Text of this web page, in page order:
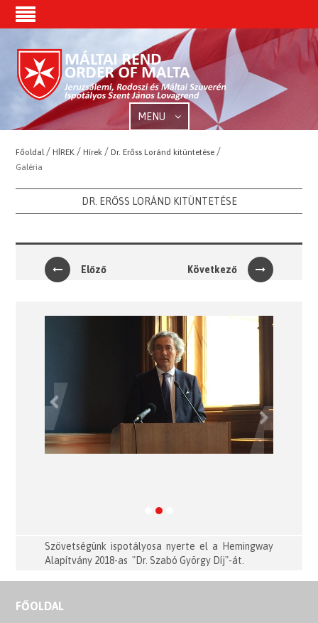
MENU
Főoldal /HÍREK /Hírek /Dr. Erőss Loránd kitüntetése /
Galéria
DR. ERŐSS LORÁND KITÜNTETÉSE
Előző Következő
Previous Next
Szövetségünk ispotályosa nyerte el a Hemingway
Alapítvány 2018-as "Dr. Szabó György Díj"-át.
FŐOLDAL